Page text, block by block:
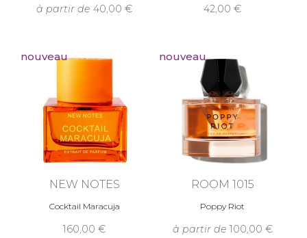
à partir de 40,00 42,00
nouveau
NEW NOTES
Cocktail Maracuja
160,00
nouveau
ROOM 1015
Poppy Riot
à partir de 100,00